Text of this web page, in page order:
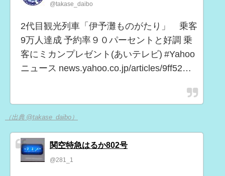
@takase_daibo
2代目観光列車「伊予灘ものがたり」 乗客
9万人達成 予約率９０パーセントと好調 乗
客にミカンプレゼント(あいテレビ) #Yahoo
ニュース news.yahoo.co.jp/articles/9ff52…
（出典 @takase_daibo）
関空特急はるか802号
@281_1